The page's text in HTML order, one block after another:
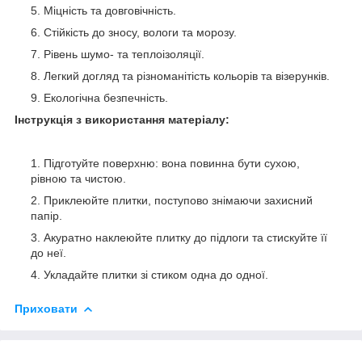
Міцність та довговічність.
Стійкість до зносу, вологи та морозу.
Рівень шумо- та теплоізоляції.
Легкий догляд та різноманітість кольорів та візерунків.
Екологічна безпечність.
Інструкція з використання матеріалу:
Підготуйте поверхню: вона повинна бути сухою,
рівною та чистою.
Приклеюйте плитки, поступово знімаючи захисний
папір.
Акуратно наклеюйте плитку до підлоги та стискуйте її
до неї.
Укладайте плитки зі стиком одна до одної.
Приховати